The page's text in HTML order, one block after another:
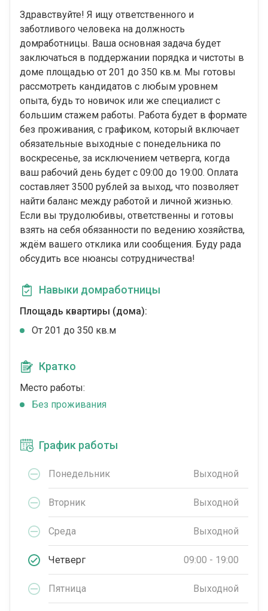
Здравствуйте! Я ищу ответственного и
заботливого человека на должность
домработницы. Ваша основная задача будет
заключаться в поддержании порядка и чистоты в
доме площадью от 201 до 350 кв.м. Мы готовы
рассмотреть кандидатов с любым уровнем
опыта, будь то новичок или же специалист с
большим стажем работы. Работа будет в формате
без проживания, с графиком, который включает
обязательные выходные с понедельника по
воскресенье, за исключением четверга, когда
ваш рабочий день будет с 09:00 до 19:00. Оплата
составляет 3500 рублей за выход, что позволяет
найти баланс между работой и личной жизнью.
Если вы трудолюбивы, ответственны и готовы
взять на себя обязанности по ведению хозяйства,
ждём вашего отклика или сообщения. Буду рада
обсудить все нюансы сотрудничества!
Навыки домработницы
Площадь квартиры (дома):
От 201 до 350 кв.м
Кратко
Место работы:
Без проживания
График работы
Понедельник Выходной
Вторник Выходной
Среда Выходной
Четверг 09:00 - 19:00
Пятница Выходной